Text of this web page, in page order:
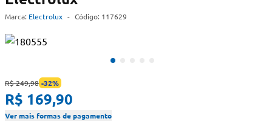
Marca: Electrolux - Código: 117629
R$ 249,98 -32%
R$ 169,90
Ver mais formas de pagamento